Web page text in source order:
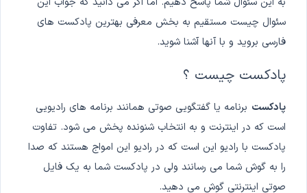
سئوال چیست مستقیم به بخش معرفی بهترین پادکست های
فارسی بروید و با آنها آشنا شوید.
پادکست چیست ؟
پادکست برنامه یا گفتگویی صوتی همانند برنامه های رادیویی
است که در اینترنت و به انتخاب شنونده پخش می شود. تفاوت
پادکست با رادیو این است که در رادیو این امواج هستند که صدا
را به گوش شما می رسانند ولی در پادکست شما به یک فایل
صوتی اینترنتی گوش می دهید.